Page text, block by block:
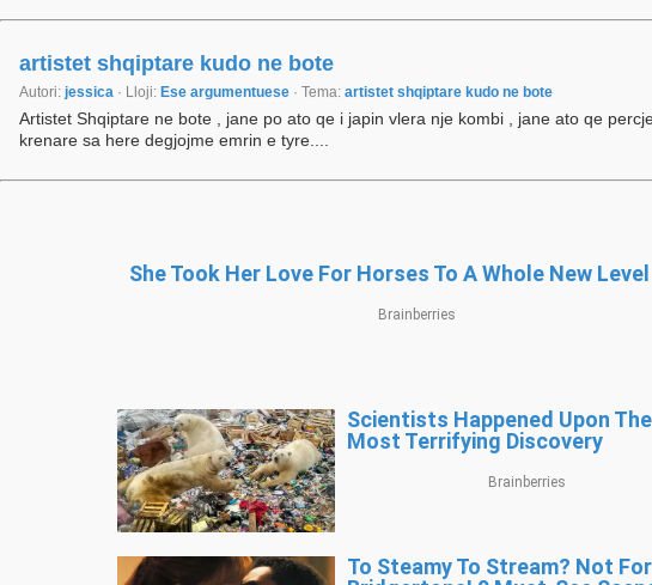
artistet shqiptare kudo ne bote
Autori: jessica · Lloji: Ese argumentuese · Tema: artistet shqiptare kudo ne bote
Artistet Shqiptare ne bote , jane po ato qe i japin vlera nje kombi , jane ato qe
krenare sa here degjojme emrin e tyre....